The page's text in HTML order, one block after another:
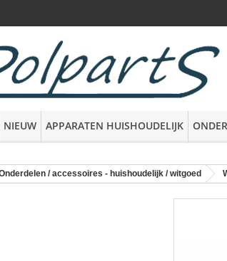
NIEUW APPARATEN HUISHOUDELIJK
/ accessoires - huishoudelijk / witgoed